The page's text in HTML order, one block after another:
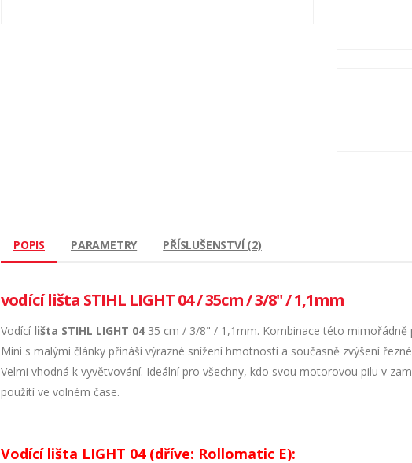
POPIS PARAMETRY PŘÍSLUŠENSTVÍ (2)
vodící lišta STIHL LIGHT 04 / 35cm / 3/8" / 1,1mm
Vodící lišta STIHL LIGHT 0435 cm / 3/8" / 1,1mm. Kombinace této mimořádně
Mini s malými články přináší výrazné snížení hmotnosti a současně zvýšení
Velmi vhodná k vyvětvování. Ideální pro všechny, kdo svou motorovou pilu v
použití ve volném čase.
Vodící lišta LIGHT 04 (dříve: Rollomatic E):